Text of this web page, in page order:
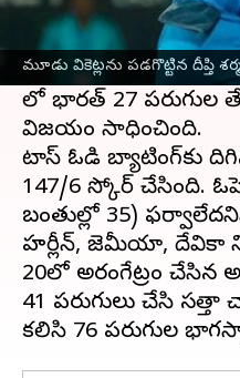
మూడు వికెట్లను పడగొట్టిన దీప్తి
టీ20 ట్రై సిరీస్ లో
మహిళలపైభారత్
లండన్ లో గురువారం
లో భారత్ 27 పరుగుల
విజయం సాధించింది.
టాస్ ఓడి బ్యాటింగ్‌కు
147/6 స్కోర్ చేసింది.
బంతుల్లో 35)
హర్లీన్, జెమీయా, దేవికా
టీ20లో అరంగేట్రం
41 పరుగులు చేసి సత్తా